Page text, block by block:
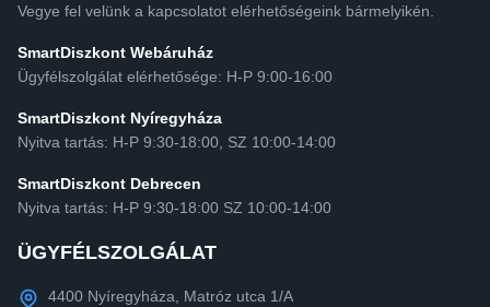
Vegye fel velünk a kapcsolatot elérhetőségeink bármelyikén.
SmartDiszkont Webáruház
Ügyfélszolgálat elérhetősége: H-P 9:00-16:00
SmartDiszkont Nyíregyháza
Nyitva tartás: H-P 9:30-18:00, SZ 10:00-14:00
SmartDiszkont Debrecen
Nyitva tartás: H-P 9:30-18:00 SZ 10:00-14:00
ÜGYFÉLSZOLGÁLAT
4400 Nyíregyháza, Matróz utca 1/A